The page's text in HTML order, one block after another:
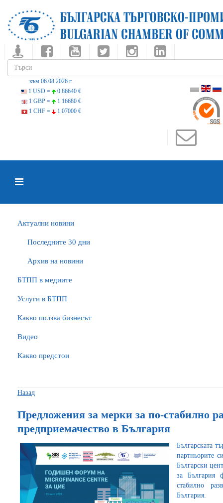
към 06.08.2026 г.
1 USD =
0.86640 €
1 GBP =
1.16680 €
1 CHF =
1.07000 €
Актуални новини
Последните 30 дни
Архив на новини
БTПП в медиите
Услуги в БТПП
Какво ползва бизнесът
Видео
Какво предстои
Назад
Предложения за мерки за по-стабилно
предприемачество в България
Българската
партньорите
Български
за България
стабилно
България.